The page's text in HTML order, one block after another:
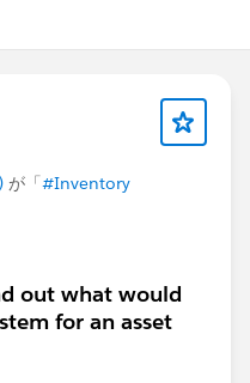
が「#Inventory
out what would
for an asset